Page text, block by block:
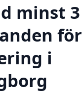
minst 3
för
i